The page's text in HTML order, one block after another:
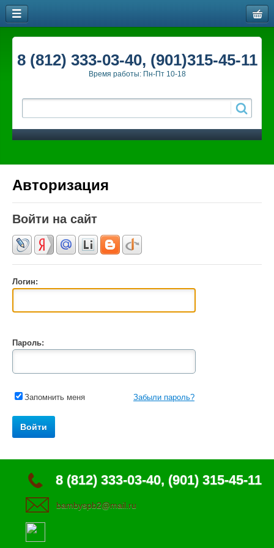
8 (812) 333-03-40, (901)315-45-11
Время работы: Пн-Пт 10-18
Авторизация
Войти на сайт
Логин:
Пароль:
Запомнить меня Забыли пароль?
8 (812) 333-03-40, (901) 315-45-11
bambyspb2@mail.ru